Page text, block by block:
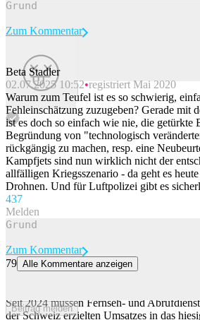
Beitrag melden
Zum Kommentar
Beta Stadler
02.07.2025 10:52 registriert Mai 2020
Warum zum Teufel ist es so schwierig,
Fehleinschätzung zuzugeben? Gerade mit
ist es doch so einfach wie nie, die getürkte
Begründung von "technologisch
rückgängig zu machen, resp. eine
Kampfjets sind nun wirklich nicht der
allfälligen Kriegsszenario - da geht es
Drohnen. Und für Luftpolizei gibt es
437
Melden
Beitrag melden
Zum Kommentar
79 Alle Kommentare anzeigen
Seit 2024 müssen Fernseh- und
der Schweiz erzielten Umsatzes in das